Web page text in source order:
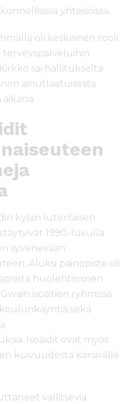
yhteisöissä.
oli keskeinen rooli
terveyspalveluihin
sai hallitukselta
ainutlaatuisesta
kylän luterilaisen
1990-luvulla
syvenevään
Aluksi painopiste oli
huolehtiminen.
isoäitien ryhmissä
sekä
Isoäidit ovat myös
kuivuudesta kärsivälle
vallitsevia